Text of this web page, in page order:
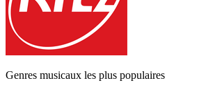
Genres musicaux les plus populaires